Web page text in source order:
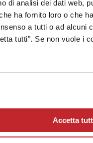
di analisi dei dati web,
ha fornito loro o che
a tutti o ad alcuni
tutti". Se non vuole i
Accetta